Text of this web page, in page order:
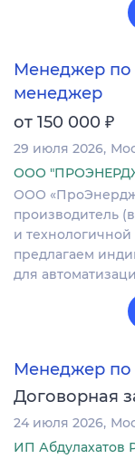
Менеджер
менеджер
от 150 000 ₽
29 июля 2026
ООО
ООО
производитель
и
предлагаем
для
Менеджер по
Договорная
24 июля 2026
ИП Абдулахатов